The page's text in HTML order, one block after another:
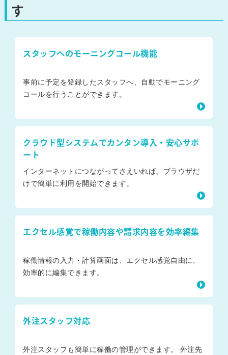
す
スタッフへのモーニングコール機能
事前に予定を登録したスタッフへ、自動でモーニング
コールを行うことができます。
クラウド型システムでカンタン導入・安心サポ
ート
インターネットにつながってさえいれば、ブラウザだ
けで簡単に利用を開始できます。
エクセル感覚で稼働内容や請求内容を効率編集
稼働情報の入力・計算画面は、エクセル感覚自由に、
効率的に編集できます。
外注スタッフ対応
外注スタッフも簡単に稼働の管理ができます。 外注先